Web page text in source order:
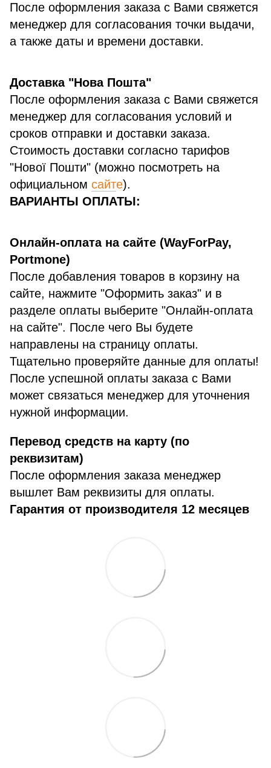
После оформления заказа с Вами свяжется
менеджер для согласования точки выдачи,
а также даты и времени доставки.
Доставка "Нова Пошта"
После оформления заказа с Вами свяжется
менеджер для согласования условий и
сроков отправки и доставки заказа.
Стоимость доставки согласно тарифов
"Нової Пошти" (можно посмотреть на
официальном сайте).
ВАРИАНТЫ ОПЛАТЫ:
Онлайн-оплата на сайте (WayForPay,
Portmone)
После добавления товаров в корзину на
сайте, нажмите "Оформить заказ" и в
разделе оплаты выберите "Онлайн-оплата
на сайте". После чего Вы будете
направлены на страницу оплаты.
Тщательно проверяйте данные для оплаты!
После успешной оплаты заказа с Вами
может связаться менеджер для уточнения
нужной информации.
Перевод средств на карту (по
реквизитам)
После оформления заказа менеджер
вышлет Вам реквизиты для оплаты.
Гарантия от производителя 12 месяцев